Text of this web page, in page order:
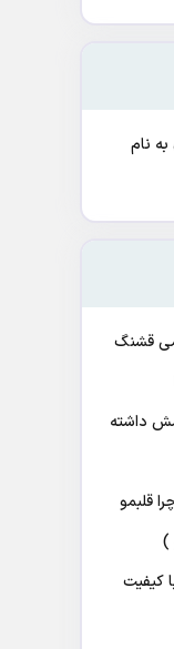
نام
ﻗﺸﻨﮓ
داشته
قلبمو
)
کیفیت